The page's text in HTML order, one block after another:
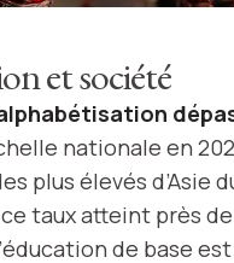
et société
nationale en
plus élevés d’Asie
taux atteint près de
de base est